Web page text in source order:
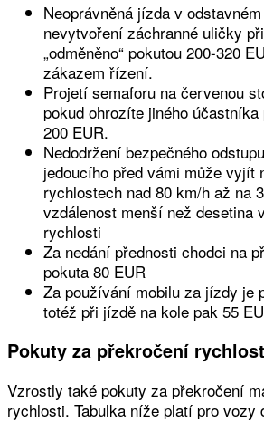
Neoprávněná jízda v
nevytvoření záchranné uličky
„odměněno“ pokutou 200-320
zákazem řízení.
Projetí semaforu na červenou
pokud ohrozíte jiného
200 EUR.
Nedodržení bezpečného
jedoucího před vámi může vyjít
rychlostech nad 80 km/h až na
vzdálenost menší než desetina
rychlosti
Za nedání přednosti chodci na
pokuta 80 EUR
Za používání mobilu za jízdy je
totéž při jízdě na kole pak 55
Pokuty za překročení
Vzrostly také pokuty za překročení
rychlosti. Tabulka níže platí pro vozy